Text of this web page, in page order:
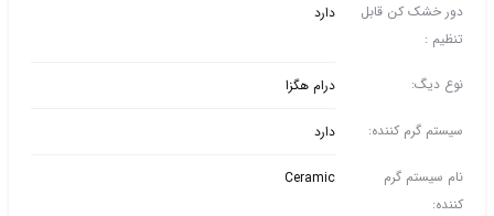
دور خشک کن قابل
تنظیم :
دارد
نوع دیگ: درام هگزا
سیستم گرم کننده: دارد
نام سیستم گرم
کننده:
Ceramic